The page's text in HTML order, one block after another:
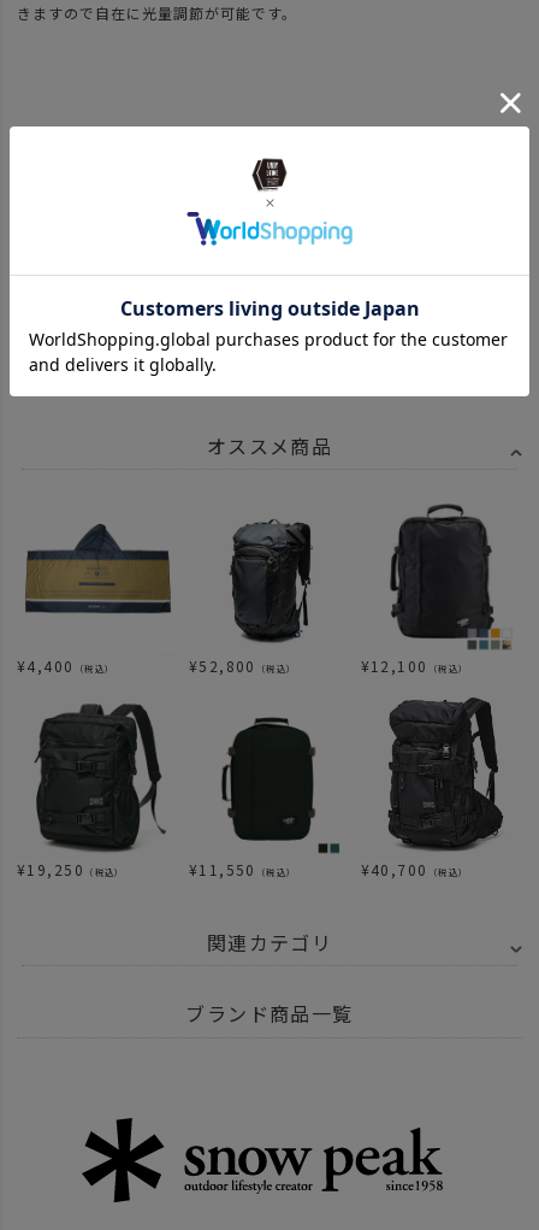
きますので自在に光量調節が可能です。
なく変更・仕様変更となる場合がございます。 予めご了承くださいま
style> .cp_box {display: none;}
ATTENTION
オススメ商品
¥4,400 （税込） ¥52,800 （税込） ¥12,100 （税込）
¥19,250 （税込） ¥11,550 （税込） ¥40,700 （税込）
関連カテゴリ
UNBY SELECT SNOW PEAK スノーピーク
アウトドア・キャンプ用品 ランタン ライト
アウトドア・キャンプ用品 ランタン ライト ランタン
ブランド商品一覧